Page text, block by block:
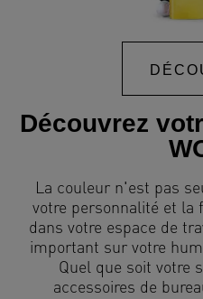
Découvrez
La couleur n'est pas
votre personnalité et la
dans votre espace de
important sur votre
Quel que soit votre
accessoires de